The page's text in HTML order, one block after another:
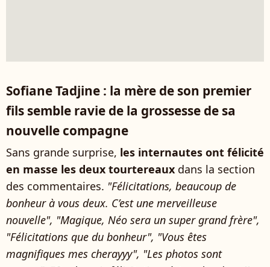
Sofiane Tadjine : la mère de son premier
fils semble ravie de la grossesse de sa
nouvelle compagne
Sans grande surprise, les internautes ont félicité
en masse les deux tourtereaux dans la section
des commentaires. "Félicitations, beaucoup de
bonheur à vous deux. C’est une merveilleuse
nouvelle", "Magique, Néo sera un super grand frère",
"Félicitations que du bonheur", "Vous êtes
magnifiques mes cherayyy", "Les photos sont